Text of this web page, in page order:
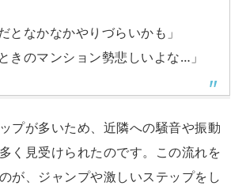
となかなかやりづらいかも」
きのマンション勢悲しいよな…」
プが多いため、近隣への騒音や振動
く見受けられたのです。この流れを
が、ジャンプや激しいステップをし